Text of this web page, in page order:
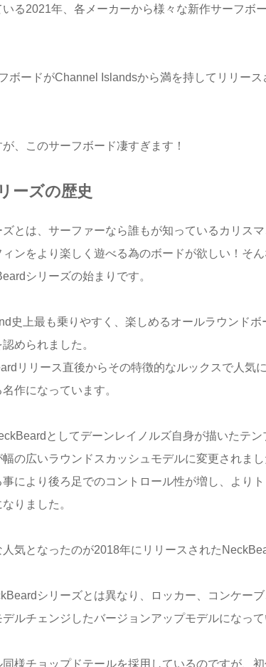
る2021年、各メーカーから様々な新作サーフボ
ボードがChannel Islandsから満を持してリリース
、このサーフボード凄すぎます！
ーズの歴史
とは、サーファーなら誰もが知っているカリス
ンをより楽しく遊べる為のボードが欲しい！そ
シリーズの始まりです。
史上最も乗りやすく、楽しめるオールラウンドボ
められました。
リリース直後からその特徴的なルックスで人気
作になっています。
としてデーンレイノルズ自身が描いたテン
の広いラウンドスカッシュモデルに変更されまし
により後ろ足でのコントロール性が増し、より
りました。
気となったのが2018年にリリースされた
シリーズとは異なり、ロッカー、コンケー
ルチェンジしたバージョンアップモデルになって
様チョップドテールを採用しているのですが、